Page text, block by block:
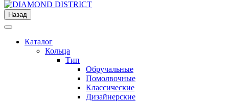
Назад
Каталог
Кольца
Тип
Обручальные
Помолвочные
Классические
Дизайнерские